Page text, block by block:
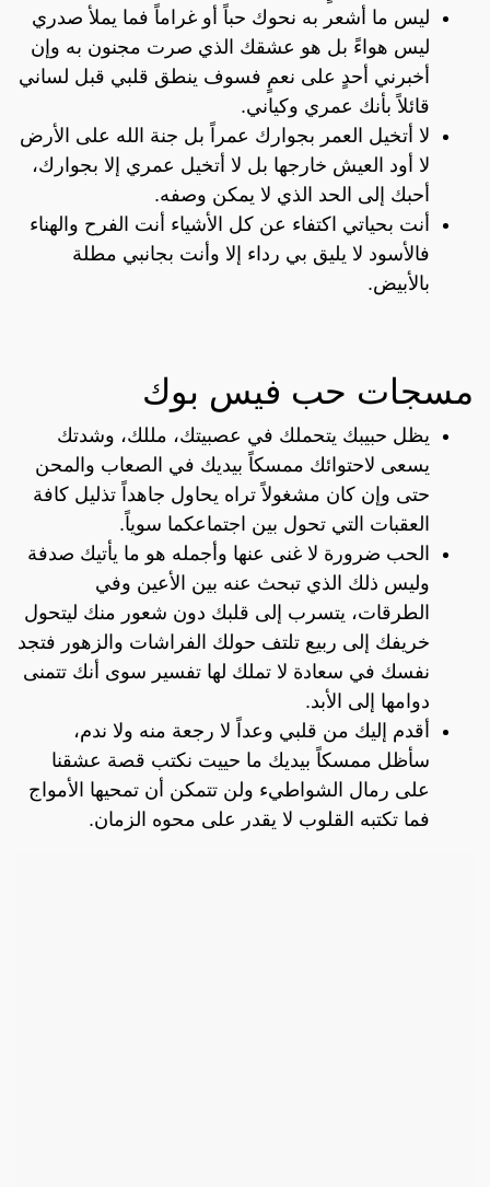
ليس ما أشعر به نحوك حباً أو غراماً فما يملأ صدري
ليس هواءً بل هو عشقك الذي صرت مجنون به وإن
أخبرني أحدٍ على نعمٍ فسوف ينطق قلبي قبل لساني
قائلاً بأنك عمري وكياني.
لا أتخيل العمر بجوارك عمراً بل جنة الله على الأرض
لا أود العيش خارجها بل لا أتخيل عمري إلا بجوارك،
أحبك إلى الحد الذي لا يمكن وصفه.
أنت بحياتي اكتفاء عن كل الأشياء أنت الفرح والهناء
فالأسود لا يليق بي رداء إلا وأنت بجانبي مطلة
بالأبيض.
مسجات حب فيس بوك
يظل حبيبك يتحملك في عصبيتك، مللك، وشدتك
يسعى لاحتوائك ممسكاً بيديك في الصعاب والمحن
حتى وإن كان مشغولاً تراه يحاول جاهداً تذليل كافة
العقبات التي تحول بين اجتماعكما سوياً.
الحب ضرورة لا غنى عنها وأجمله هو ما يأتيك صدفة
وليس ذلك الذي تبحث عنه بين الأعين وفي
الطرقات، يتسرب إلى قلبك دون شعور منك ليتحول
خريفك إلى ربيع تلتف حولك الفراشات والزهور فتجد
نفسك في سعادة لا تملك لها تفسير سوى أنك تتمنى
دوامها إلى الأبد.
أقدم إليك من قلبي وعداً لا رجعة منه ولا ندم،
سأظل ممسكاً بيديك ما حييت نكتب قصة عشقنا
على رمال الشواطيء ولن تتمكن أن تمحيها الأمواج
فما تكتبه القلوب لا يقدر على محوه الزمان.